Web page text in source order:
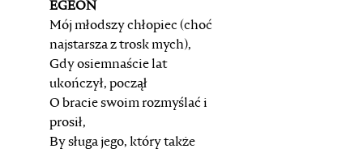
EGEON
Mój młodszy chłopiec (choć
najstarsza z trosk mych),
Gdy osiemnaście lat
ukończył, począł
O bracie swoim rozmyślać i
prosił,
By sługa jego, który także